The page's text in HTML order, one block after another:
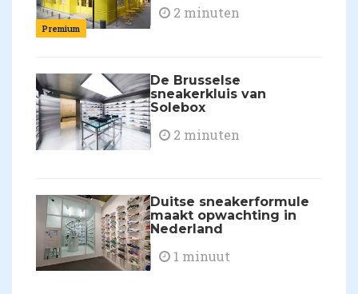
Premium
2 minuten
De Brusselse
sneakerkluis van
Solebox
2 minuten
​Duitse sneakerformule
maakt opwachting in
Nederland
1 minuut